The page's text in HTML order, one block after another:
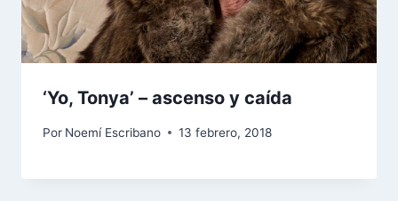
‘Yo, Tonya’ – ascenso y caída
Por Noemí Escribano 13 febrero, 2018